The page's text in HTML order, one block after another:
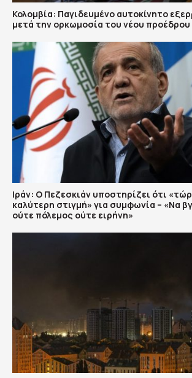
Κολομβία: Παγιδευμένο αυτοκίνητο
μετά την ορκωμοσία του νέου προέδρου
Ιράν: Ο Πεζεσκιάν υποστηρίζει ότι
καλύτερη στιγμή» για συμφωνία – «Να
ούτε πόλεμος ούτε ειρήνη»